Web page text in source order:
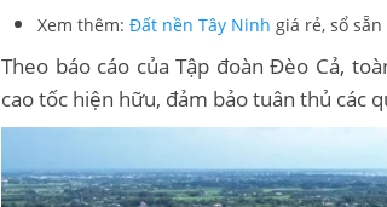
Xem thêm: Đất nền Tây Ninh giá rẻ, sổ
Theo báo cáo của Tập đoàn Đèo Cả,
cao tốc hiện hữu, đảm bảo tuân thủ các